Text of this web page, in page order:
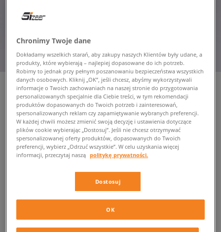
ADIDAS SPODNIE DENIM
WIDE LEG
damskie, spodnie
329,99 zł
(najniższa cena z 30 dni przed obniżką)
(Cena początkowa)
Kolor:niebieski
Chronimy Twoje dane
Dokładamy wszelkich starań, aby zakupy naszych Klientów były udane, a
produkty, które wybierają – najlepiej dopasowane do ich potrzeb.
Robimy to jednak przy pełnym poszanowaniu bezpieczeństwa wszystkich
danych osobowych. Kliknij „OK”, jeśli chcesz, abyśmy wykorzystywali
informacje o Twoich zachowaniach na naszej stronie do przygotowania
personalizowanych specjalnie dla Ciebie treści, w tym rekomendacji
produktów dopasowanych do Twoich potrzeb i zainteresowań,
spersonalizowanych reklam czy zapamiętywanie wybranych preferencji.
W każdej chwili możesz zmienić swoją decyzję i ustawienia dotyczące
plików cookie wybierając „Dostosuj”. Jeśli nie chcesz otrzymywać
spersonalizowanej oferty produktów, dopasowanych do Twoich
preferencji, wybierz „Odrzuć wszystkie”. W celu uzyskania więcej
informacji, przeczytaj naszą politykę prywatności.
Dostosuj
OK